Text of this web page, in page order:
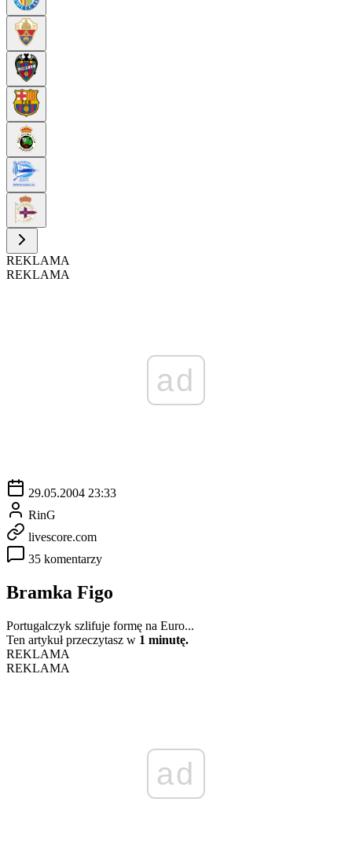
REKLAMA
REKLAMA
ad
29.05.2004 23:33
RinG
livescore.com
35 komentarzy
Bramka Figo
Portugalczyk szlifuje formę na Euro...
Ten artykuł przeczytasz w 1 minutę.
REKLAMA
REKLAMA
ad